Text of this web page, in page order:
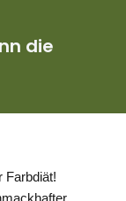
die
Farbdiät!